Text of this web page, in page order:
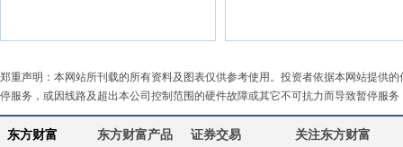
郑重声明：本网站所刊载的所有资料及图表仅供参考使用。投资者依据本网站提供
停服务，或因线路及超出本公司控制范围的硬件故障或其它不可抗力而导致暂停服
东方财富 东方财富产品 证券交易 关注东方财富